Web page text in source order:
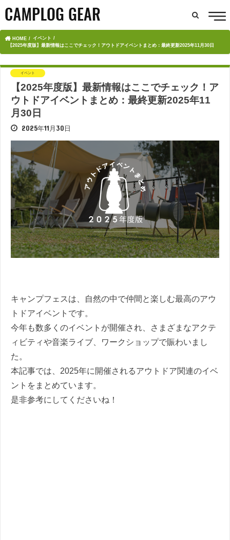
HOME
イベント
【2025年度版】最新情報はここでチェック！アウトドアイベントまとめ：最終更新2025年11月30日
イベント
【2025年度版】最新情報はここでチェック！ア
ウトドアイベントまとめ：最終更新2025年11
月30日
2025年11月30日
キャンプフェスは、自然の中で仲間と楽しむ最高のアウ
トドアイベントです。
今年も数多くのイベントが開催され、さまざまなアクテ
ィビティや音楽ライブ、ワークショップで賑わいまし
た。
本記事では、2025年に開催されるアウトドア関連のイベ
ントをまとめています。
是非参考にしてくださいね！